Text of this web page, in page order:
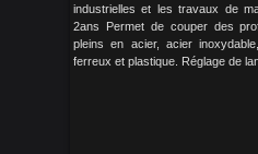
industrielles et les travaux de
2ans Permet de couper des
pleins en acier, acier
ferreux et plastique. Réglage de